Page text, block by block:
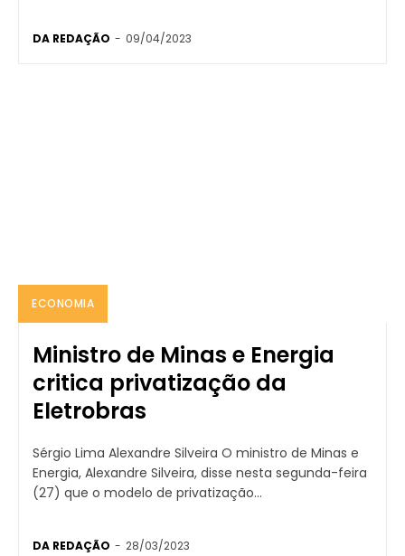
DA REDAÇÃO - 09/04/2023
ECONOMIA
Ministro de Minas e Energia
critica privatização da
Eletrobras
Sérgio Lima Alexandre Silveira O ministro de Minas e
Energia, Alexandre Silveira, disse nesta segunda-feira
(27) que o modelo de privatização...
DA REDAÇÃO - 28/03/2023